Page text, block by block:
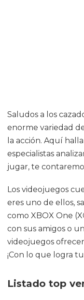
Saludos a los
enorme variedad
la acción. Aquí
especialistas
jugar, te
Los videojuegos
eres uno de ellos,
como XBOX One
con sus amigos o
videojuegos
¡Con lo que logra
Listado top